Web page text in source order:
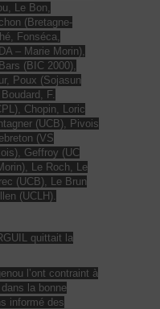
Le Bon,
(Bretagne-
Fonséca,
– Marie Morin),
(BIC 2000),
Poux (Sojasun
F.
Chopin, Loric
(UCB), Pivois
(VS
Geffroy (UC
Le Roch, Le
(UCB), Le Brun
(UCLH).
quittait la
l’ont contraint à
la bonne
informé des